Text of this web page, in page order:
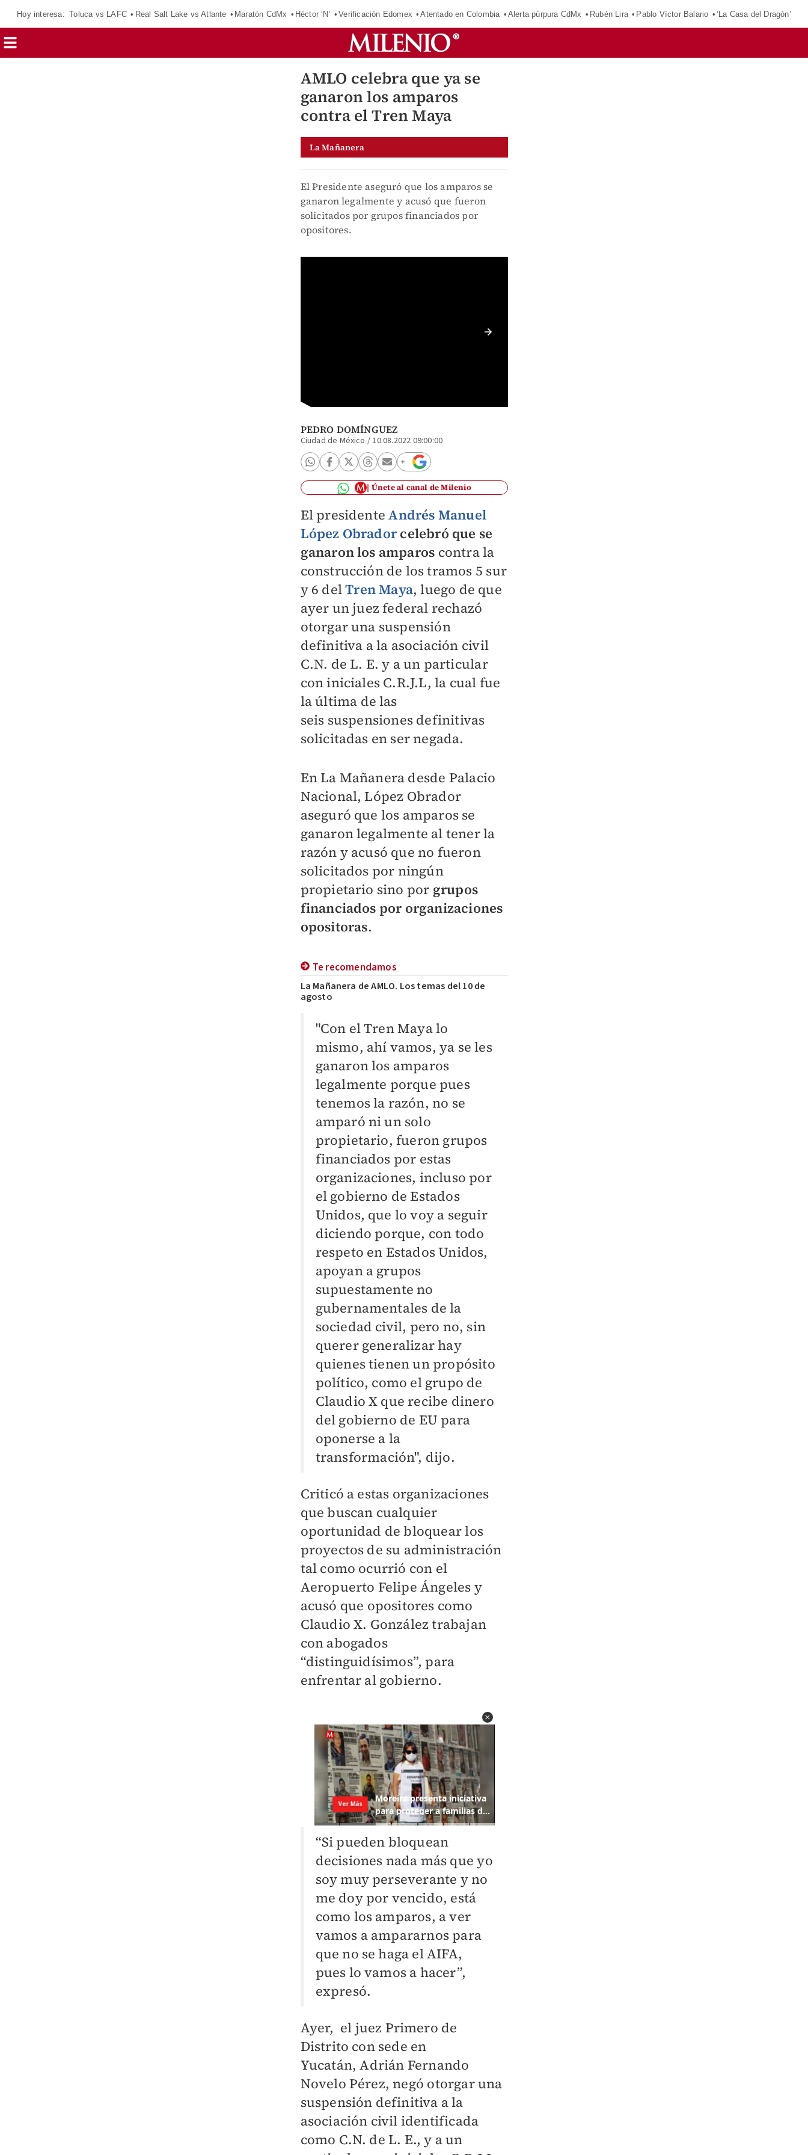
Hoy interesa: Toluca vs LAFC Real Salt Lake vs Atlante Maratón CdMx Héctor ‘N’ Verificación Edomex Atentado en Colombia Alerta púrpura CdMx Rubén Lira Pablo Víctor Balario ‘La Casa del Dragón’
AMLO celebra que ya se
ganaron los amparos
contra el Tren Maya
La Mañanera
El Presidente aseguró que los amparos se
ganaron legalmente y acusó que fueron
solicitados por grupos financiados por
opositores.
PEDRO DOMÍNGUEZ
Ciudad de México /10.08.2022 09:00:00
Únete al canal de Milenio
El presidenteAndrés Manuel
López Obradorcelebró que se
ganaron los amparos contra la
construcción de los tramos 5 sur
y 6 delTren Maya, luego de que
ayer un juez federal rechazó
otorgar una suspensión
definitiva a la asociación civil
C.N. de L. E. y a un particular
con iniciales C.R.J.L, la cual fue
la última de las
seis suspensiones definitivas
solicitadas en ser negada.
En La Mañanera desde Palacio
Nacional, López Obrador
aseguró que los amparos se
ganaron legalmente al tener la
razón y acusó que no fueron
solicitados por ningún
propietario sino por grupos
financiados por organizaciones
opositoras.
Te recomendamos
La Mañanera de AMLO. Los temas del 10 de
agosto
"Con el Tren Maya lo
mismo, ahí vamos, ya se les
ganaron los amparos
legalmente porque pues
tenemos la razón, no se
amparó ni un solo
propietario, fueron grupos
financiados por estas
organizaciones, incluso por
el gobierno de Estados
Unidos, que lo voy a seguir
diciendo porque, con todo
respeto en Estados Unidos,
apoyan a grupos
supuestamente no
gubernamentales de la
sociedad civil, pero no, sin
querer generalizar hay
quienes tienen un propósito
político, como el grupo de
Claudio X que recibe dinero
del gobierno de EU para
oponerse a la
transformación", dijo.
Criticó a estas organizaciones
que buscan cualquier
oportunidad de bloquear los
proyectos de su administración
tal como ocurrió con el
Aeropuerto Felipe Ángeles y
acusó que opositores como
Claudio X. González trabajan
con abogados
“distinguidísimos”, para
enfrentar al gobierno.
“Si pueden bloquean
decisiones nada más que yo
soy muy perseverante y no
me doy por vencido, está
como los amparos, a ver
vamos a ampararnos para
que no se haga el AIFA,
pues lo vamos a hacer”,
expresó.
Ayer, el juez Primero de
Distrito con sede en
Yucatán,Adrián Fernando
Novelo Pérez, negó otorgar una
suspensión definitiva a la
asociación civil identificada
como C.N. de L. E., y a un